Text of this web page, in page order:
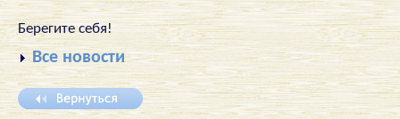
Берегите себя!
Все новости